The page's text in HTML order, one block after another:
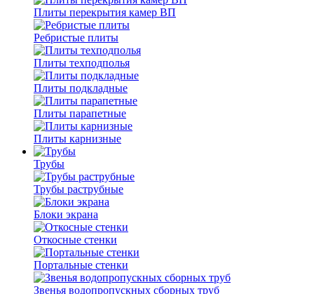
Плиты перекрытия камер ВП
Ребристые плиты
Плиты техподполья
Плиты подкладные
Плиты парапетные
Плиты карнизные
Трубы
Трубы раструбные
Блоки экрана
Откосные стенки
Портальные стенки
Звенья водопропускных сборных труб